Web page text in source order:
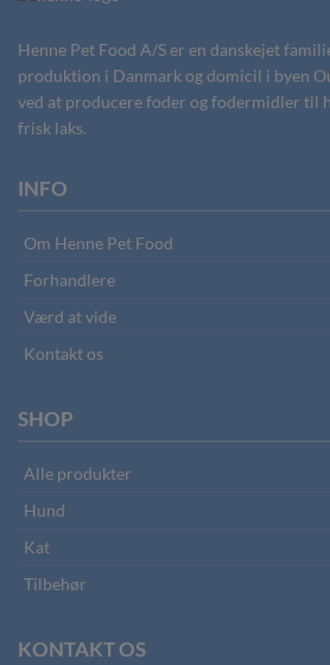
Henne Pet Food A/S er en danskejet
produktion i Danmark og domicil i byen
ved at producere foder og fodermidler til
frisk laks.
INFO
Om Henne Pet Food
Forhandlere
Værd at vide
Kontakt os
SHOP
Alle produkter
Hund
Kat
Tilbehør
KONTAKT OS